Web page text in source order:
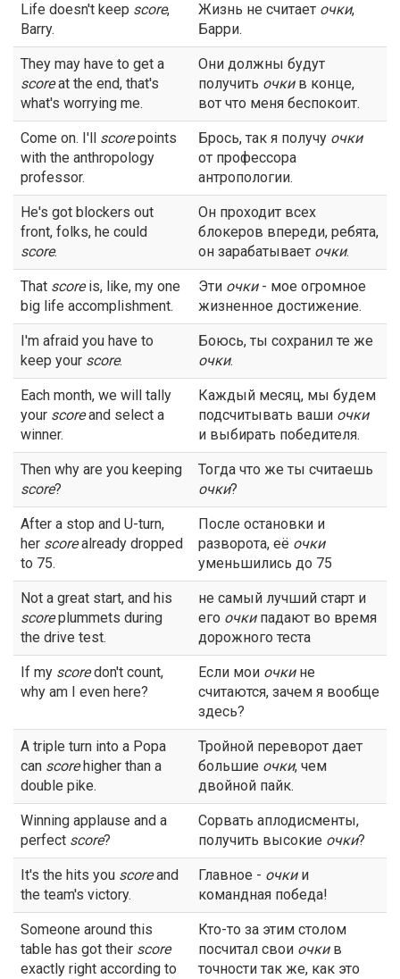
Life doesn't keep score,
Barry.
Жизнь не считает очки,
Барри.
They may have to get a
scoreat the end, that's
what's worrying me.
Они должны будут
получить очкив конце,
вот что меня беспокоит.
Come on. I'll scorepoints
with the anthropology
professor.
Брось, так я получу очки
от профессора
антропологии.
He's got blockers out
front, folks, he could
score.
Он проходит всех
блокеров впереди, ребята,
он зарабатывает очки.
That scoreis, like, my one
big life accomplishment.
Эти очки- мое огромное
жизненное достижение.
I'm afraid you have to
keep your score.
Боюсь, ты сохранил те же
очки.
Each month, we will tally
your scoreand select a
winner.
Каждый месяц, мы будем
подсчитывать ваши очки
и выбирать победителя.
Then why are you keeping
score?
Тогда что же ты считаешь
очки?
After a stop and U-turn,
her scorealready dropped
to 75.
После остановки и
разворота, её очки
уменьшились до 75
Not a great start, and his
scoreplummets during
the drive test.
не самый лучший старт и
его очкипадают во время
дорожного теста
If my scoredon't count,
why am I even here?
Если мои очкине
считаются, зачем я вообще
здесь?
A triple turn into a Popa
can scorehigher than a
double pike.
Тройной переворот дает
большие очки, чем
двойной пайк.
Winning applause and a
perfect score?
Сорвать аплодисменты,
получить высокие очки?
It's the hits you scoreand
the team's victory.
Главное - очкии
командная победа!
Someone around this
table has got their score
exactly right according to
Кто-то за этим столом
посчитал свои очкив
точности так же, как это